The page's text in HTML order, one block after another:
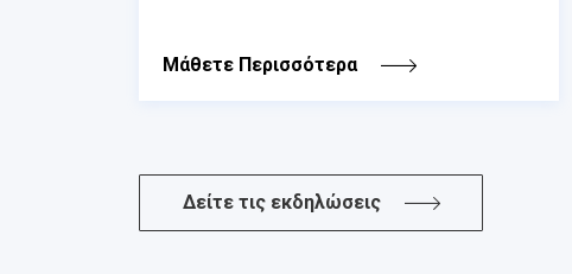
Μάθετε Περισσότερα
Δείτε τις εκδηλώσεις